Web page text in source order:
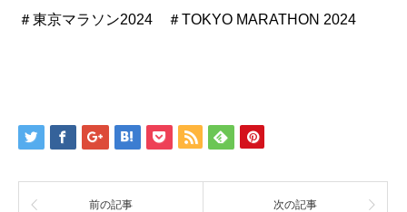
＃東京マラソン2024 ＃TOKYO MARATHON 2024
前の記事 次の記事